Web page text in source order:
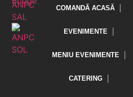
COMANDĂ ACASĂ
EVENIMENTE
MENIU EVENIMENTE
CATERING